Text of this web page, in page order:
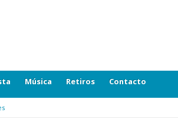
Música Retiros Contacto